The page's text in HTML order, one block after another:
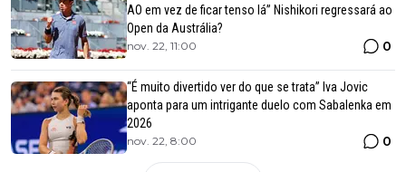
AO em vez de ficar tenso lá” Nishikori regressará ao
Open da Austrália?
nov. 22, 11:00 0
“É muito divertido ver do que se trata” Iva Jovic
aponta para um intrigante duelo com Sabalenka em
2026
nov. 22, 8:00 0